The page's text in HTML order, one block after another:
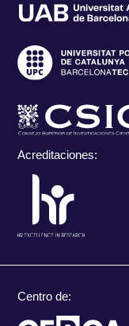
Acreditaciones:
Centro de: